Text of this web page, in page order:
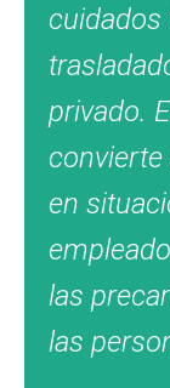
cuidados
privado.
en
las
las